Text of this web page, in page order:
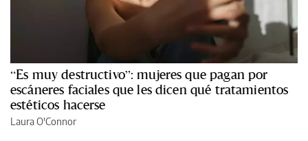
“Es muy destructivo”: mujeres que pagan por
escáneres faciales que les dicen qué tratamientos
estéticos hacerse
Laura O'Connor